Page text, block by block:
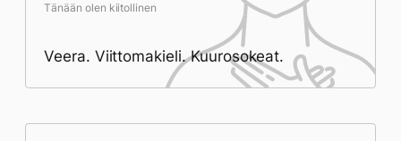
Tänään olen kiitollinen
Veera. Viittomakieli. Kuurosokeat.